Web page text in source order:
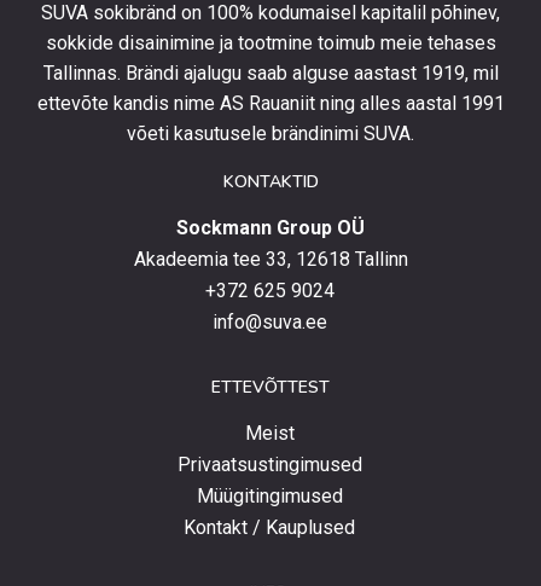
kursis
uusimate
toodetega,
eripakkumistega
SUVA sokibränd on 100% kodumaisel kapitalil põhinev,
sokkide disainimine ja tootmine toimub meie tehases
Tallinnas. Brändi ajalugu saab alguse aastast 1919, mil
ettevõte kandis nime AS Rauaniit ning alles aastal 1991
võeti kasutusele brändinimi SUVA.
KONTAKTID
Sockmann Group OÜ
Akadeemia tee 33, 12618 Tallinn
+372 625 9024
info@suva.ee
ETTEVÕTTEST
Meist
Privaatsustingimused
Müügitingimused
Kontakt / Kauplused